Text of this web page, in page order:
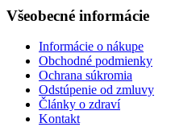
Všeobecné informácie
Informácie o nákupe
Obchodné podmienky
Ochrana súkromia
Odstúpenie od zmluvy
Články o zdraví
Kontakt